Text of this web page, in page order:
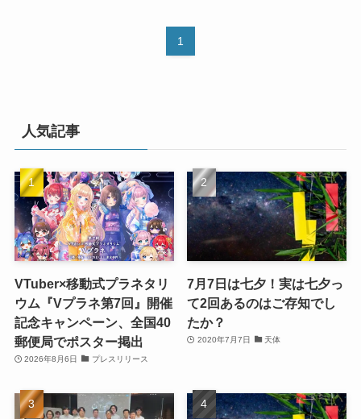
1
人気記事
VTuber×移動式プラネタリ
ウム『Vプラネ第7回』開催
記念キャンペーン、全国40
郵便局でポスター掲出
2026年8月6日 プレスリリース
7月7日は七夕！実は七夕っ
て2回あるのはご存知でし
たか？
2020年7月7日 天体